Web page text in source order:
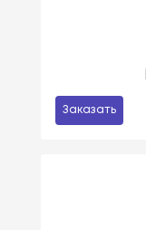
Заказать